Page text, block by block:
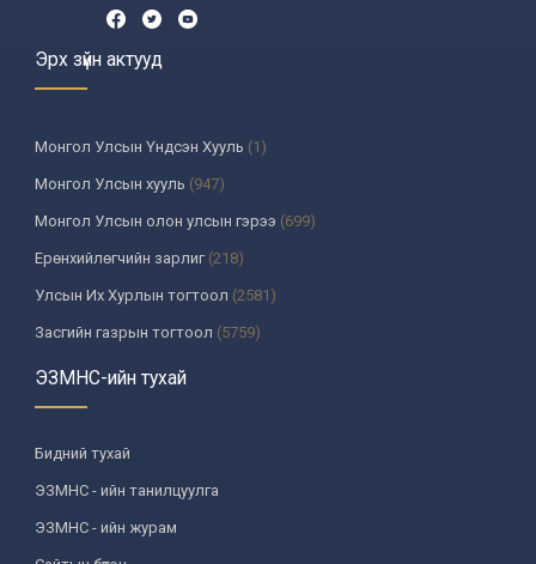
Эрх зүйн актууд
Монгол Улсын Үндсэн Хууль (1)
Монгол Улсын хууль (947)
Монгол Улсын олон улсын гэрээ (699)
Ерөнхийлөгчийн зарлиг(218)
Улсын Их Хурлын тогтоол (2581)
Засгийн газрын тогтоол (5759)
Үндсэн хуулийн цэцийн шийдвэр
Улсын дээд шүүхийн тогтоол
УИХ-аас томилогддог байгууллагын дарга, түүнтэй адилтгах албан
тушаалтны шийдвэр
Сайдын тушаал(987)
Засгийн газрын агентлагийн даргын тушаал
ЭЗМНС-ийн тухай
Бидний тухай
ЭЗМНС - ийн танилцуулга
ЭЗМНС - ийн журам